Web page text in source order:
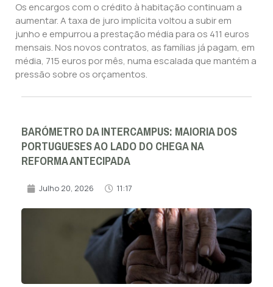
Os encargos com o crédito à habitação continuam a
aumentar. A taxa de juro implícita voltou a subir em
junho e empurrou a prestação média para os 411 euros
mensais. Nos novos contratos, as famílias já pagam, em
média, 715 euros por mês, numa escalada que mantém a
pressão sobre os orçamentos.
BARÓMETRO DA INTERCAMPUS: MAIORIA DOS
PORTUGUESES AO LADO DO CHEGA NA
REFORMA ANTECIPADA
Julho 20, 2026 11:17